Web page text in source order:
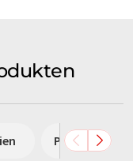
Pumpen